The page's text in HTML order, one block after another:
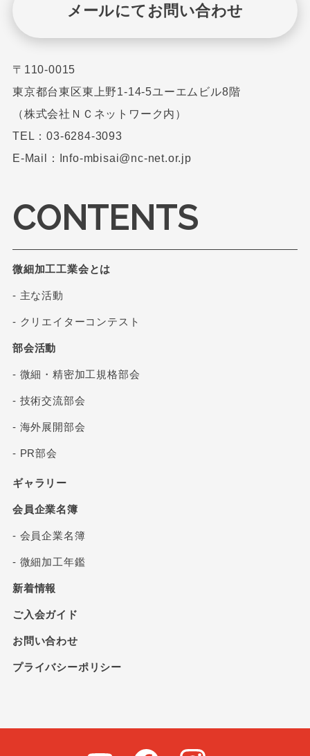
〒110-0015
東京都台東区東上野1-14-5ユーエムビル8階
（株式会社ＮＣネットワーク内）
TEL：03-6284-3093
E-Mail：Info-mbisai@nc-net.or.jp
CONTENTS
微細加工工業会とは
- 主な活動
- クリエイターコンテスト
部会活動
- 微細・精密加工規格部会
- 技術交流部会
- 海外展開部会
- PR部会
ギャラリー
会員企業名簿
- 会員企業名簿
- 微細加工年鑑
新着情報
ご入会ガイド
お問い合わせ
プライバシーポリシー
メールにてお問い合わせ